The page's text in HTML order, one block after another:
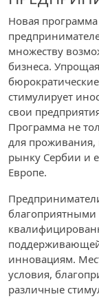
Новая
множеству
бизнеса.
стимулирует
свои
Программа не
для проживания,
рынку Сербии и
Европе.
инновациям.
условия,
различные